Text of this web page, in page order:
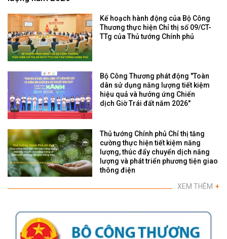
Kế hoạch hành động của Bộ Công
Thương thực hiện Chỉ thị số 09/CT-
TTg của Thủ tướng Chính phủ
Bộ Công Thương phát động "Toàn
dân sử dụng năng lượng tiết kiệm
hiệu quả và hưởng ứng Chiến
dịch Giờ Trái đất năm 2026"
Thủ tướng Chính phủ Chỉ thị tăng
cường thực hiện tiết kiệm năng
lượng, thúc đẩy chuyển dịch năng
lượng và phát triển phương tiện giao
thông điện
XEM THÊM +